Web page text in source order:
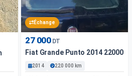
Échange
27 000 DT
Fiat Grande Punto 2014 22000
2014 220 000 km